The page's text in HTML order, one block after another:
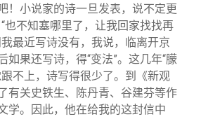
！小说家的诗一旦发表，说不定更
也不知塞哪里了，让我回家找找再
最近写诗没有，我说，临离开京
如果还写诗，得“变法”。这几年“朦
不上，诗写得很少了。到《新观
有关史铁生、陈丹青、谷建芬等作
学。因此，他在给我的这封信中